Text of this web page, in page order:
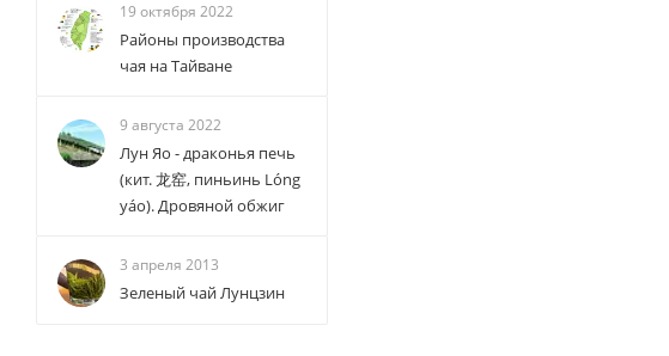
19 октября 2022
Районы производства
чая на Тайване
9 августа 2022
Лун Яо - драконья печь
(кит. 龙窑, пиньинь Lóng
yáo). Дровяной обжиг
3 апреля 2013
Зеленый чай Лунцзин